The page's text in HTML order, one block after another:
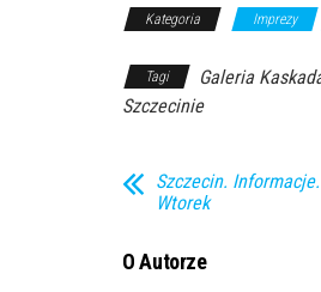
Kategoria Imprezy
Tagi Galeria
Szczecinie
Szczecin.
Wtorek
O Autorze